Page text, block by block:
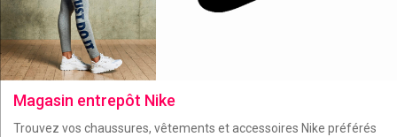
Magasin entrepôt Nike
Trouvez vos chaussures, vêtements et accessoires Nike préférés